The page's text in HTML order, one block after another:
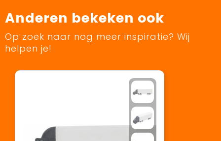
Anderen bekeken ook
Op zoek naar nog meer inspiratie? Wij
helpen je!